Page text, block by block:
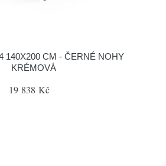
140X200 CM - ČERNÉ NOHY
KRÉMOVÁ
19 838 Kč